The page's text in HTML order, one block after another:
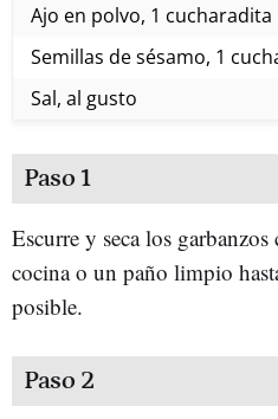
Ajo en polvo, 1 cucharadita
Semillas de sésamo, 1
Sal, al gusto
Paso 1
Escurre y seca los
cocina o un paño limpio
posible.
Paso 2